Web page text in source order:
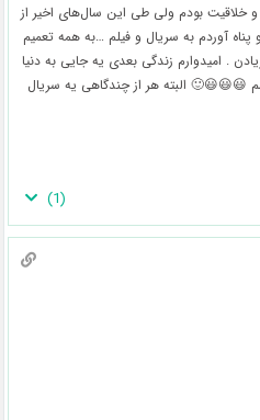
خلاقیت بودم ولی طی این سال‌های اخیر از
آوردم به سریال و فیلم …به همه تعمیم
. امیدوارم زندگی بعدی یه جایی به دنیا
😃😃😃🙂 البته هر از چندگاهی یه سریال
(
1
)